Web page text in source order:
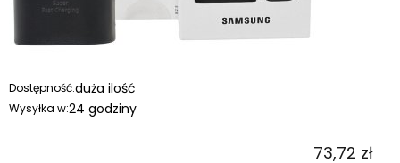
Dostępność:duża ilość
Wysyłka w:24 godziny
73,72 zł